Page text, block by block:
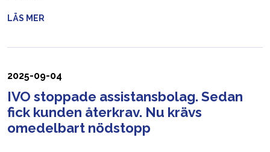
LÄS MER
2025-09-04
IVO stoppade assistansbolag. Sedan
fick kunden återkrav. Nu krävs
omedelbart nödstopp